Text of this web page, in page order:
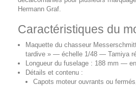
Hermann Graf.
Caractéristiques du
Maquette du chasseur
tardive » — échelle 1/48 — Tamiya
Longueur du fuselage : 188 mm —
Détails et contenu :
Capots moteur ouvrants ou